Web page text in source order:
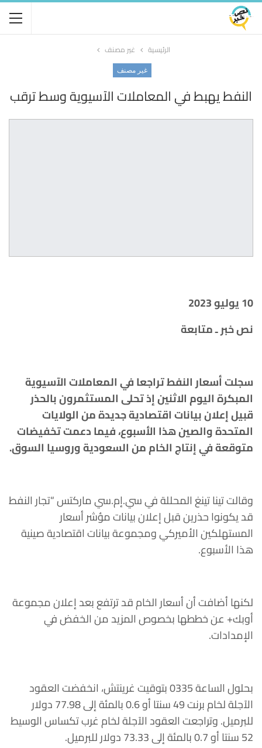
الرئيسية غير مصنف
غير مصنف
النفط يهبط في المعاملات الآسيوية وسط ترقب
10 يوليو 2023
نص خبر ـ متابعة
سجلت أسعار النفط تراجعا في المعاملات الآسيوية
المبكرة اليوم الاثنين إذ تحلى المستثمرون بالحذر
قبيل إعلان بيانات اقتصادية جديدة من الولايات
المتحدة والصين هذا الأسبوع، فيما دعمت تخفيضات
متوقعة في إنتاج الخام من السعودية وروسيا السوق.
وقالت تينا تينغ المحللة في سي.إم.سي ماركتس “تجار النفط
قد يكونوا حذرين قبل إعلان بيانات مؤشر أسعار
المستهلكين الأميركي ومجموعة بيانات اقتصادية صينية
هذا الأسبوع.
لكنها أضافت أن أسعار الخام قد ترتفع بعد إعلان مجموعة
أوبك+ عن خططها بخصوص المزيد من الخفض في
الإمدادات.
بحلول الساعة 0335 بتوقيت غرينتش، انخفضت العقود
الآجلة لخام برنت 49 سنتا أو 0.6 بالمئة إلى 77.98 دولار
للبرميل. وتراجعت العقود الآجلة لخام غرب تكساس الوسيط
52 سنتا أو 0.7 بالمئة إلى 73.33 دولار للبرميل.